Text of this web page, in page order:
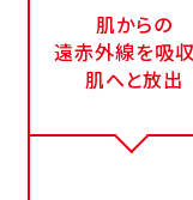
肌からの
遠赤外線を吸
肌へと放出